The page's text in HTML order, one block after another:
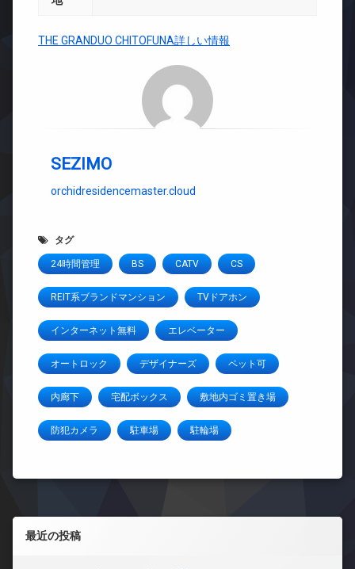
THE GRANDUO CHITOFUNA詳しい情報
SEZIMO
orchidresidencemaster.cloud
タグ
24時間管理 BS CATV CS
REIT系ブランドマンション TVドアホン
インターネット無料 エレベーター
オートロック デザイナーズ ペット可
内廊下 宅配ボックス 敷地内ゴミ置き場
防犯カメラ 駐車場 駐輪場
左サイドバー
最近の投稿